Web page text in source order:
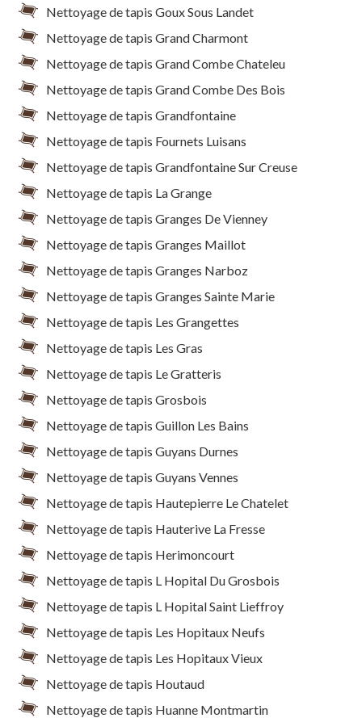
Nettoyage de tapis Goux Sous Landet
Nettoyage de tapis Grand Charmont
Nettoyage de tapis Grand Combe Chateleu
Nettoyage de tapis Grand Combe Des Bois
Nettoyage de tapis Grandfontaine
Nettoyage de tapis Fournets Luisans
Nettoyage de tapis Grandfontaine Sur Creuse
Nettoyage de tapis La Grange
Nettoyage de tapis Granges De Vienney
Nettoyage de tapis Granges Maillot
Nettoyage de tapis Granges Narboz
Nettoyage de tapis Granges Sainte Marie
Nettoyage de tapis Les Grangettes
Nettoyage de tapis Les Gras
Nettoyage de tapis Le Gratteris
Nettoyage de tapis Grosbois
Nettoyage de tapis Guillon Les Bains
Nettoyage de tapis Guyans Durnes
Nettoyage de tapis Guyans Vennes
Nettoyage de tapis Hautepierre Le Chatelet
Nettoyage de tapis Hauterive La Fresse
Nettoyage de tapis Herimoncourt
Nettoyage de tapis L Hopital Du Grosbois
Nettoyage de tapis L Hopital Saint Lieffroy
Nettoyage de tapis Les Hopitaux Neufs
Nettoyage de tapis Les Hopitaux Vieux
Nettoyage de tapis Houtaud
Nettoyage de tapis Huanne Montmartin